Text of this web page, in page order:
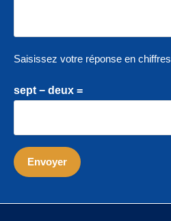
Saisissez votre réponse en chiffres
sept − deux =